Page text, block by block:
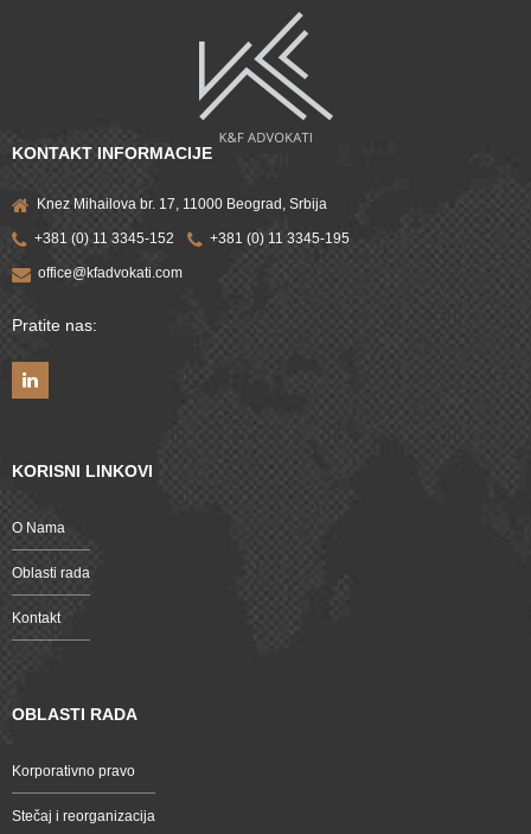
KONTAKT INFORMACIJE
Knez Mihailova br. 17, 11000 Beograd, Srbija
+381 (0) 11 3345-152 +381 (0) 11 3345-195
office@kfadvokati.com
Pratite nas:
KORISNI LINKOVI
O Nama
Oblasti rada
Kontakt
OBLASTI RADA
Korporativno pravo
Stečaj i reorganizacija